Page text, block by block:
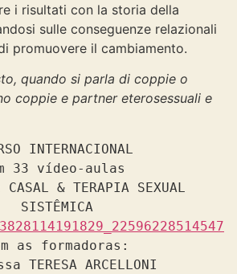
i risultati con la storia della
sulle conseguenze relazionali
promuovere il cambiamento.
quando si parla di coppie o
coppie e partner eterosessuali e
INTERNACIONAL
33 vídeo-aulas
CASAL & TERAPIA SEXUAL
as formadoras:
TERESA ARCELLONI